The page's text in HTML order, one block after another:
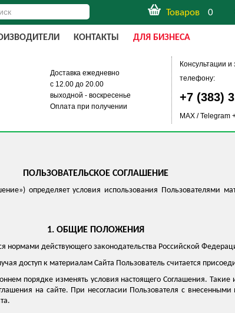
Товаров 0
КОНТАКТЫ ДЛЯ БИЗНЕСА
Доставка ежедневно
c 12.00 до 20.00
выходной - воскресенье
Оплата при получении
Консультации и
телефону:
+7 (383)
MAX / Telegram
ПОЛЬЗОВАТЕЛЬСКОЕ СОГЛАШЕНИЕ
определяет условия использования Пользователями
1. ОБЩИЕ ПОЛОЖЕНИЯ
нормами действующего законодательства Российской
доступ к материалам Сайта Пользователь считается
порядке изменять условия настоящего Соглашения. Такие
на сайте. При несогласии Пользователя с внесенными